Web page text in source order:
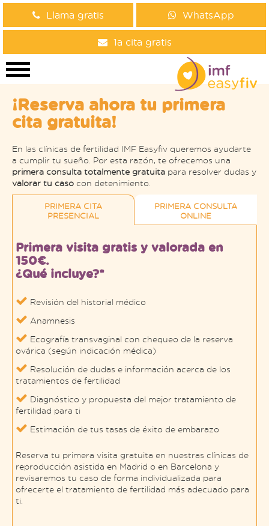
Llama gratis WhatsApp
1a cita gratis
¡Reserva ahora tu primera
cita gratuita!
En las clínicas de fertilidad IMF Easyfiv queremos ayudarte
a cumplir tu sueño. Por esta razón, te ofrecemos una
primera consulta totalmente gratuita para resolver dudas y
valorar tu caso con detenimiento.
PRIMERA CITA
PRESENCIAL
PRIMERA CONSULTA
ONLINE
Primera visita gratis y valorada en
150€.
¿Qué incluye?*
Revisión del historial médico
Anamnesis
Ecografía transvaginal con chequeo de la reserva
ovárica (según indicación médica)
Resolución de dudas e información acerca de los
tratamientos de fertilidad
Diagnóstico y propuesta del mejor tratamiento de
fertilidad para ti
Estimación de tus tasas de éxito de embarazo
Reserva tu primera visita gratuita en nuestras clínicas de
reproducción asistida en Madrid o en Barcelona y
revisaremos tu caso de forma individualizada para
ofrecerte el tratamiento de fertilidad más adecuado para
ti.